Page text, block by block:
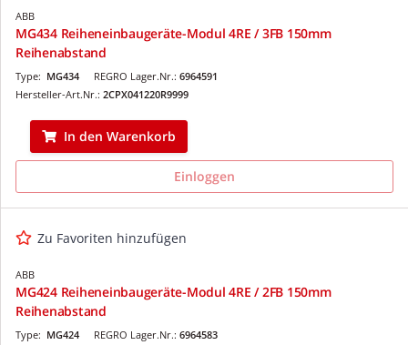
ABB
MG434 Reiheneinbaugeräte-Modul 4RE / 3FB 150mm
Reihenabstand
REGRO Lager.Nr.: 6964591
Type: MG434
Hersteller-Art.Nr.: 2CPX041220R9999
In den Warenkorb
Einloggen
Zu Favoriten hinzufügen
ABB
MG424 Reiheneinbaugeräte-Modul 4RE / 2FB 150mm
Reihenabstand
REGRO Lager.Nr.: 6964583
Type: MG424